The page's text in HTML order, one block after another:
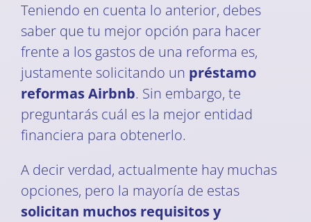
Teniendo en cuenta lo anterior, debes
saber que tu mejor opción para hacer
frente a los gastos de una reforma es,
justamente solicitando un préstamo
reformas Airbnb. Sin embargo, te
preguntarás cuál es la mejor entidad
financiera para obtenerlo.
A decir verdad, actualmente hay muchas
opciones, pero la mayoría de estas
solicitan muchos requisitos y